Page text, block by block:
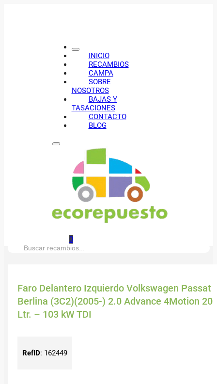
INICIO
RECAMBIOS
CAMPA
SOBRE
NOSOTROS
BAJAS Y
TASACIONES
CONTACTO
BLOG
0
Buscar:
Faro Delantero Izquierdo Volkswagen Passat
Berlina (3C2)(2005-) 2.0 Advance 4Motion 20
Ltr. – 103 kW TDI
RefID: 162449